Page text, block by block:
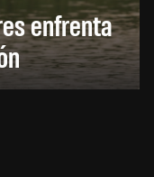
enfrenta